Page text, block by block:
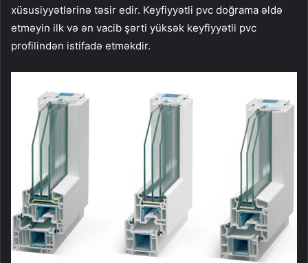
xüsusiyyətlərinə təsir edir. Keyfiyyətli pvc doğrama əldə
etməyin ilk və ən vacib şərti yüksək keyfiyyətli pvc
profilindən istifadə etməkdir.